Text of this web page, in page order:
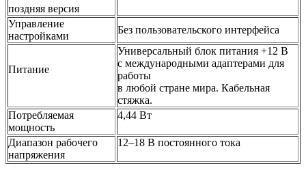
поздняя версия
Управление
настройками
Без пользовательского интерфейса
Питание
Универсальный блок питания +12 В
с международными адаптерами для
работы
в любой стране мира. Кабельная
стяжка.
Потребляемая
мощность
4,44 Вт
Диапазон рабочего
напряжения
12–18 В постоянного тока